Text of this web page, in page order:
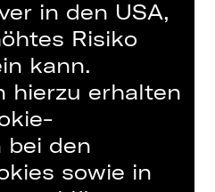
in den USA,
Risiko
kann.
hierzu erhalten
bei den
sowie in